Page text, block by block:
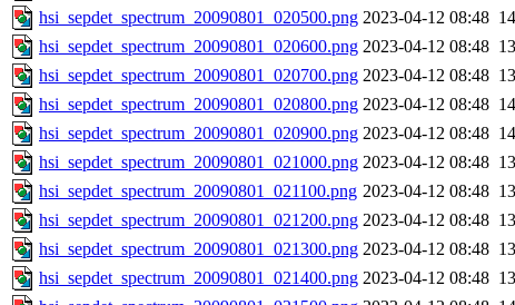
hsi_sepdet_spectrum_20090801_020500.png 2023-04-12 08:48
hsi_sepdet_spectrum_20090801_020600.png 2023-04-12 08:48
hsi_sepdet_spectrum_20090801_020700.png 2023-04-12 08:48
hsi_sepdet_spectrum_20090801_020800.png 2023-04-12 08:48
hsi_sepdet_spectrum_20090801_020900.png 2023-04-12 08:48
hsi_sepdet_spectrum_20090801_021000.png 2023-04-12 08:48
hsi_sepdet_spectrum_20090801_021100.png 2023-04-12 08:48
hsi_sepdet_spectrum_20090801_021200.png 2023-04-12 08:48
hsi_sepdet_spectrum_20090801_021300.png 2023-04-12 08:48
hsi_sepdet_spectrum_20090801_021400.png 2023-04-12 08:48